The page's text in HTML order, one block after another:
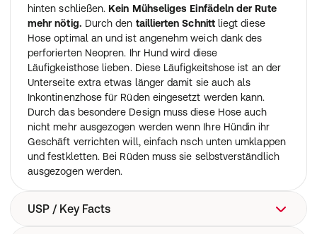
hinten schließen. Kein Mühseliges Einfädeln der Rute
mehr nötig. Durch den taillierten Schnittliegt diese
Hose optimal an und ist angenehm weich dank des
perforierten Neopren. Ihr Hund wird diese
Läufigkeisthose lieben. Diese Läufigkeitshose ist an der
Unterseite extra etwas länger damit sie auch als
Inkontinenzhose für Rüden eingesetzt werden kann.
Durch das besondere Design muss diese Hose auch
nicht mehr ausgezogen werden wenn Ihre Hündin ihr
Geschäft verrichten will, einfach nsch unten umklappen
und festkletten. Bei Rüden muss sie selbstverständlich
ausgezogen werden.
USP / Key Facts